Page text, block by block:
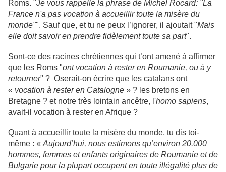
Roms. "Je vous rappelle la phrase de Michel Rocard: "La
France n'a pas vocation à accueillir toute la misère du
monde"". Sauf que, et tu ne peux l’ignorer, il ajoutait "Mais
elle doit savoir en prendre fidèlement toute sa part".
Sont-ce des racines chrétiennes qui t’ont amené à affirmer
que les Roms "ont vocation à rester en Roumanie, ou à y
retourner" ? Oserait-on écrire que les catalans ont
« vocation à rester en Catalogne » ? les bretons en
Bretagne ? et notre très lointain ancêtre, l'homo sapiens,
avait-il vocation à rester en Afrique ?
Quant à accueillir toute la misère du monde, tu dis toi-
même : « Aujourd’hui, nous estimons qu’environ 20.000
hommes, femmes et enfants originaires de Roumanie et de
Bulgarie pour la plupart occupent en toute illégalité plus de